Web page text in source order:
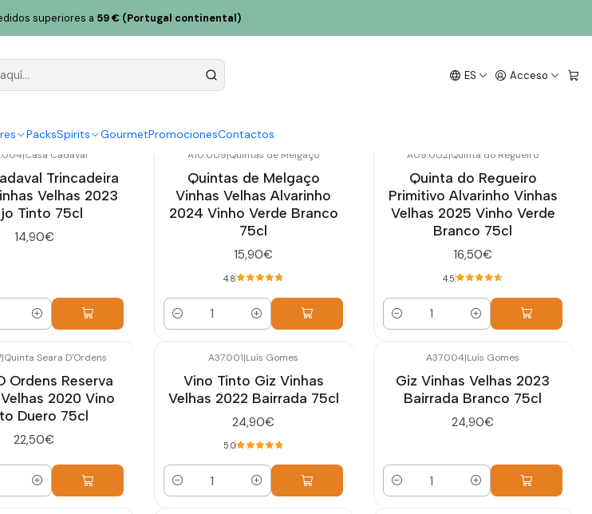
ES Acceso
PacksSpirits GourmetPromocionesContactos
superiores a 59 € (Portugal continental)
viejas
|Casa Cadaval
Trincadeira
Velhas 2023
Tinto 75cl
14,90€
A10.009|Quintas de Melgaço
Quintas de Melgaço
Vinhas Velhas Alvarinho
2024 Vinho Verde Branco
75cl
15,90€
4.8
Cantidad
A09.002|Quinta do Regueiro
Quinta do Regueiro
Primitivo Alvarinho Vinhas
Velhas 2025 Vinho Verde
Branco 75cl
16,50€
4.5
Cantidad
|Quinta Seara D'Ordens
Ordens Reserva
2020 Vino
Duero 75cl
22,50€
A37.001|Luís Gomes
Vino Tinto Giz Vinhas
Velhas 2022 Bairrada 75cl
24,90€
5.0
Cantidad
A37.004|Luís Gomes
Giz Vinhas Velhas 2023
Bairrada Branco 75cl
24,90€
Cantidad